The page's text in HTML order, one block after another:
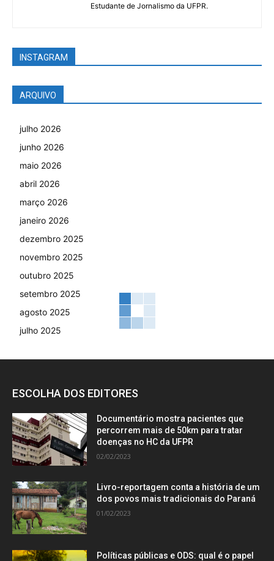
Estudante de Jornalismo da UFPR.
INSTAGRAM
ARQUIVO
julho 2026
junho 2026
maio 2026
abril 2026
março 2026
janeiro 2026
dezembro 2025
novembro 2025
outubro 2025
setembro 2025
agosto 2025
julho 2025
ESCOLHA DOS EDITORES
Documentário mostra pacientes que
percorrem mais de 50km para tratar
doenças no HC da UFPR
02/02/2023
Livro-reportagem conta a história de um
dos povos mais tradicionais do Paraná
01/02/2023
Políticas públicas e ODS: qual é o papel